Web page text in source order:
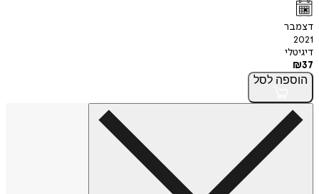
דצמבר
2021
דיגיטלי
₪37
הוספה לסל